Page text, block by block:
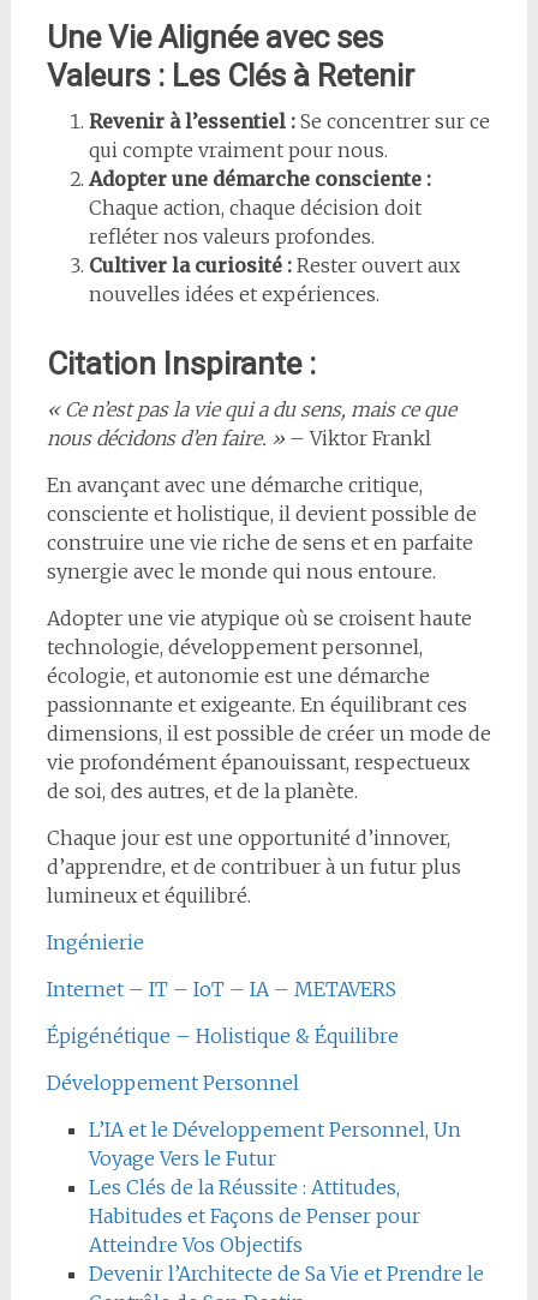
Une Vie Alignée avec ses
Valeurs : Les Clés à Retenir
Revenir à l’essentiel :Se concentrer sur ce
qui compte vraiment pour nous.
Adopter une démarche consciente :
Chaque action, chaque décision doit
refléter nos valeurs profondes.
Cultiver la curiosité :Rester ouvert aux
nouvelles idées et expériences.
Citation Inspirante :
« Ce n’est pas la vie qui a du sens, mais ce que
nous décidons d’en faire. »– Viktor Frankl
En avançant avec une démarche critique,
consciente et holistique, il devient possible de
construire une vie riche de sens et en parfaite
synergie avec le monde qui nous entoure.
Adopter une vie atypique où se croisent haute
technologie, développement personnel,
écologie, et autonomie est une démarche
passionnante et exigeante. En équilibrant ces
dimensions, il est possible de créer un mode de
vie profondément épanouissant, respectueux
de soi, des autres, et de la planète.
Chaque jour est une opportunité d’innover,
d’apprendre, et de contribuer à un futur plus
lumineux et équilibré.
Ingénierie
Internet – IT – IoT – IA – METAVERS
Épigénétique – Holistique & Équilibre
Développement Personnel
L’IA et le Développement Personnel, Un
Voyage Vers le Futur
Les Clés de la Réussite : Attitudes,
Habitudes et Façons de Penser pour
Atteindre Vos Objectifs
Devenir l’Architecte de Sa Vie et Prendre le